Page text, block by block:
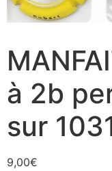
à 2b
sur
9,00€